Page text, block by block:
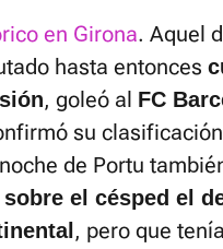
en Girona. Aquel
hasta entonces
, goleó al FC
su
de Portu
el césped el
, pero que